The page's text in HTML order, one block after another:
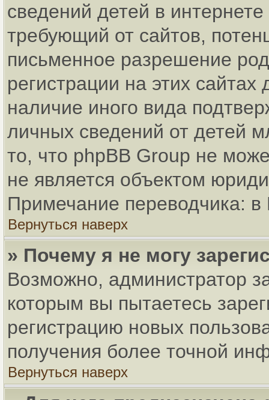
сведений детей в
требующий от сайтов,
письменное разрешение
регистрации на этих
наличие иного вида
личных сведений от детей
то, что phpBB Group не
не является объектом
Примечание переводчика:
Вернуться наверх
» Почему я не могу
Возможно, администратор
которым вы пытаетесь
регистрацию новых
получения более точной
Вернуться наверх